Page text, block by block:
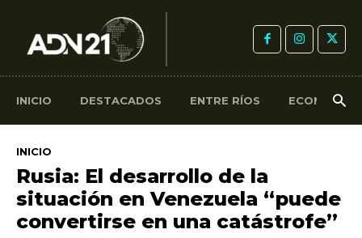
INICIO DESTACADOS ENTRE RÍOS ECONOMÍA
INICIO
Rusia: El desarrollo de la
situación en Venezuela “puede
convertirse en una catástrofe”